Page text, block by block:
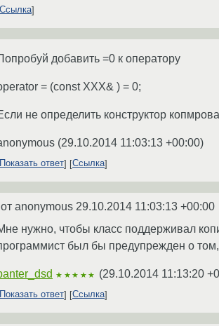
Ссылка
добавить =0 к оператору
= (const XXX& ) = 0;
не определить конструктор
(29.10.2014 11:03:13 +00:00)
Показать ответ Ссылка
от anonymous 29.10.2014 11:03:13 +00:00
нужно, чтобы класс поддерживал
был бы предупрежден о
★★★★★ (29.10.2014 11:13:20
Показать ответ
Ссылка